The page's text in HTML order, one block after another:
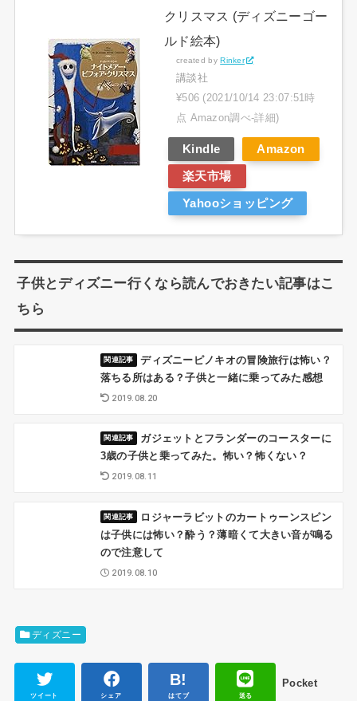
クリスマス (ディズニーゴー
ルド絵本)
created byRinker
講談社
¥506 (2021/10/14 23:07:51時
点 Amazon調べ-詳細)
Kindle Amazon
楽天市場
Yahooショッピング
子供とディズニー行くなら読んでおきたい記事はこ
ちら
ディズニーピノキオの冒険旅行は怖い？
落ちる所はある？子供と一緒に乗ってみた感想
2019.08.20
ガジェットとフランダーのコースターに
3歳の子供と乗ってみた。怖い？怖くない？
2019.08.11
ロジャーラビットのカートゥーンスピン
は子供には怖い？酔う？薄暗くて大きい音が鳴る
ので注意して
2019.08.10
ディズニー
ツイート シェア はてブ 送る
Pocket